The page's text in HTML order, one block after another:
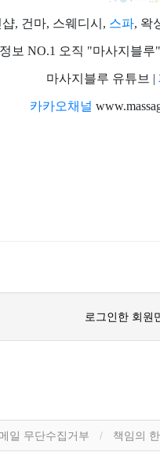
, 건마, 스웨디시, 스파, 왁
보 NO.1 오직 "마사지블
마사지블루 유튜브 |
카카오채널
로그인한 회원
일 무단수집거부 책임의